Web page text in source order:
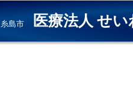
島市 医療法人 せい